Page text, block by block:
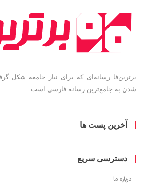
رسانه‌ای که برای نیاز جامعه شکل گرفته
جامع‌ترین رسانه فارسی است.
پست ها
سریع